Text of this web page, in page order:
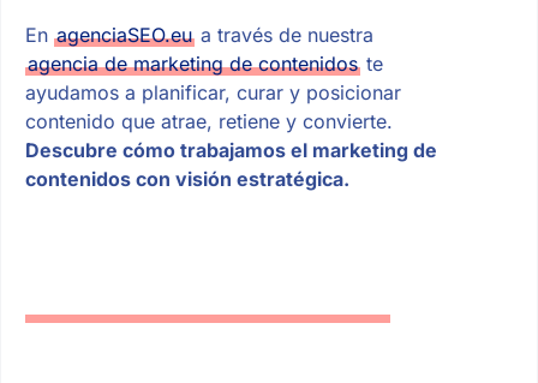
En agenciaSEO.eua través de nuestra
agencia de marketing de contenidoste
ayudamos a planificar, curar y posicionar
contenido que atrae, retiene y convierte.
Descubre cómo trabajamos el marketing de
contenidos con visión estratégica.